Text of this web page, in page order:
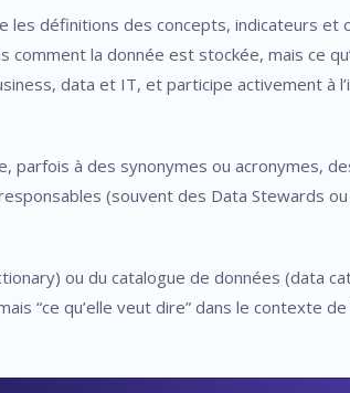
les définitions des concepts, indicateurs
la donnée est stockée, mais ce
data et IT, et participe activement à
parfois à des synonymes ou acronymes,
(souvent des Data Stewards
ou du catalogue de données (data
“ce qu’elle veut dire” dans le contexte de